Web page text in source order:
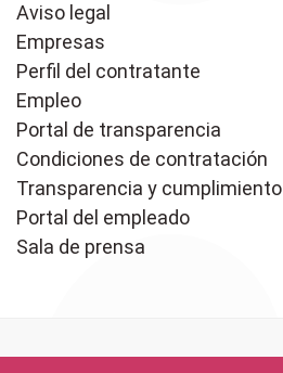
Aviso legal
Empresas
Perfil del contratante
Empleo
Portal de transparencia
Condiciones de contratación
Transparencia y cumplimiento
Portal del empleado
Sala de prensa